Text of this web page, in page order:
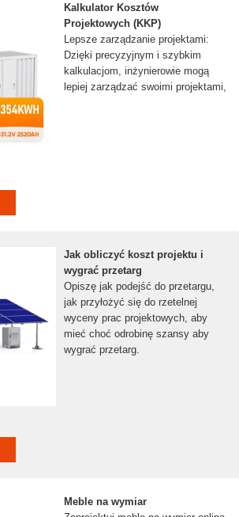
Kalkulator Kosztów
Projektowych (KKP)
Lepsze zarządzanie projektami:
Dzięki precyzyjnym i szybkim
kalkulacjom, inżynierowie mogą
lepiej zarządzać swoimi projektami,
Jak obliczyć koszt projektu i
wygrać przetarg
Opiszę jak podejść do przetargu,
jak przyłożyć się do rzetelnej
wyceny prac projektowych, aby
mieć choć odrobinę szansy aby
wygrać przetarg.
Meble na wymiar